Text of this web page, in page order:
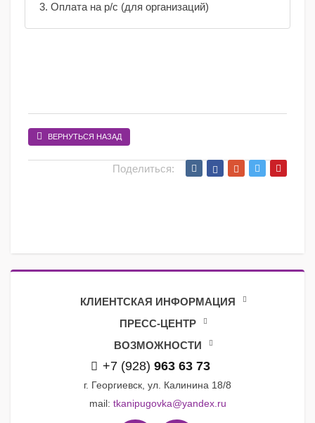
3. Оплата на р/с (для организаций)
ВЕРНУТЬСЯ НАЗАД
Поделиться:
КЛИЕНТСКАЯ ИНФОРМАЦИЯ
ПРЕСС-ЦЕНТР
ВОЗМОЖНОСТИ
+7 (928) 963 63 73
г. Георгиевск, ул. Калинина 18/8
mail: tkanipugovka@yandex.ru